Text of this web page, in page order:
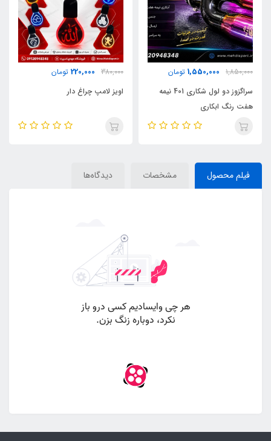
1,850,000
1,550,000 تومان
سراگزوز دو لول شکاری 401 نیمه
هفت رنگ ابکاری
380,000
220,000 تومان
اویز لامپ چراغ دار
فیلم محصول مشخصات دیدگاه‌ها